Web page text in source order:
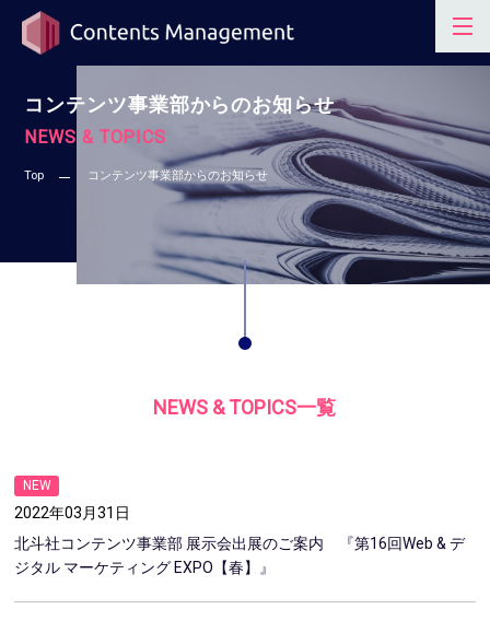
コンテンツ事業部からのお知らせ
NEWS & TOPICS
Top コンテンツ事業部からのお知らせ
NEWS & TOPICS一覧
2022年03月31日
NEW
北斗社コンテンツ事業部 展示会出展のご案内 『第16回Web & デ
ジタル マーケティング EXPO【春】』